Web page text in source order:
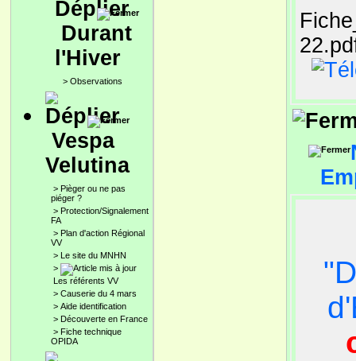
Durant
l'Hiver
> Observations
Vespa
Velutina
> Pièger ou ne pas
piéger ?
> Protection/Signalement
FA
> Plan d'action Régional
VV
> Le site du MNHN
>
Les référents VV
> Causerie du 4 mars
> Aide identification
> Découverte en France
> Fiche technique
OPIDA